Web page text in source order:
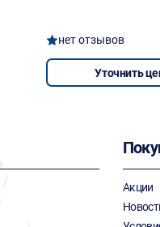
нет отзывов
Уточнить
Акции